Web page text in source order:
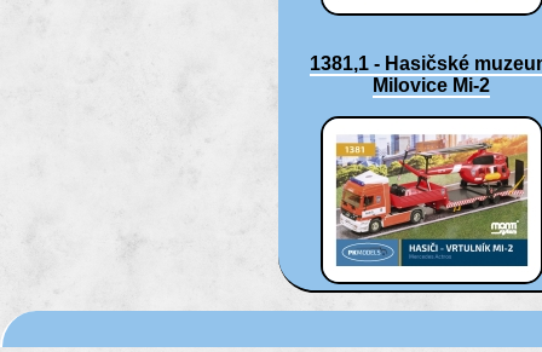
1381,1 - Hasičské
Milovice Mi-2